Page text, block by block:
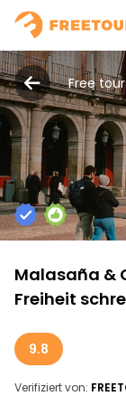
Free
Malasaña &
Freiheit
9.8
Verifiziert von: